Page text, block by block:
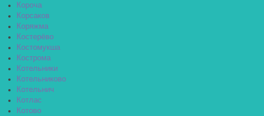
Короча
Корсаков
Коряжма
Костерёво
Костомукша
Кострома
Котельники
Котельниково
Котельнич
Котлас
Котово